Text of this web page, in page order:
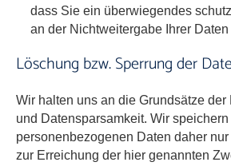
dass Sie ein überwiegendes
an der Nichtweitergabe Ihrer Daten
Löschung bzw. Sperrung der
Wir halten uns an die Grundsätze der
und Datensparsamkeit. Wir speichern
personenbezogenen Daten daher
zur Erreichung der hier genannten